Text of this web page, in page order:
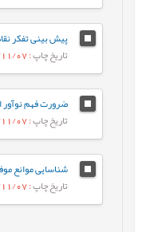
تاریخ چاپ: 1403/11/07
تاریخ چاپ: 1403/11/07
تاریخ چاپ: 1403/11/07